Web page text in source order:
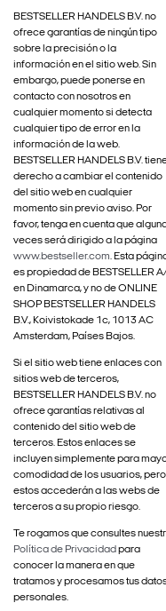
BESTSELLER HANDELS B.V. no
ofrece garantías de ningún tipo
sobre la precisión o la
información en el sitio web. Sin
embargo, puede ponerse en
contacto con nosotros en
cualquier momento si detecta
cualquier tipo de error en la
información de la web.
BESTSELLER HANDELS B.V.
derecho a cambiar el contenido
del sitio web en cualquier
momento sin previo aviso. Por
favor, tenga en cuenta que
veces será dirigido a la página
www.bestseller.com. Esta
es propiedad de BESTSELLER
en Dinamarca, y no de ONLINE
SHOP BESTSELLER HANDELS
B.V., Koivistokade 1c, 1013 AC
Amsterdam, Países Bajos.
Si el sitio web tiene enlaces con
sitios web de terceros,
BESTSELLER HANDELS B.V. no
ofrece garantías relativas al
contenido del sitio web de
terceros. Estos enlaces se
incluyen simplemente para
comodidad de los usuarios, pero
estos accederán a las webs de
terceros a su propio riesgo.
Te rogamos que consultes
Política de Privacidad para
conocer la manera en que
tratamos y procesamos tus
personales.